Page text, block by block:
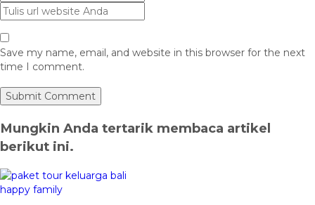
Save my name, email, and website in this browser for the next
time I comment.
Mungkin Anda tertarik membaca artikel
berikut ini.